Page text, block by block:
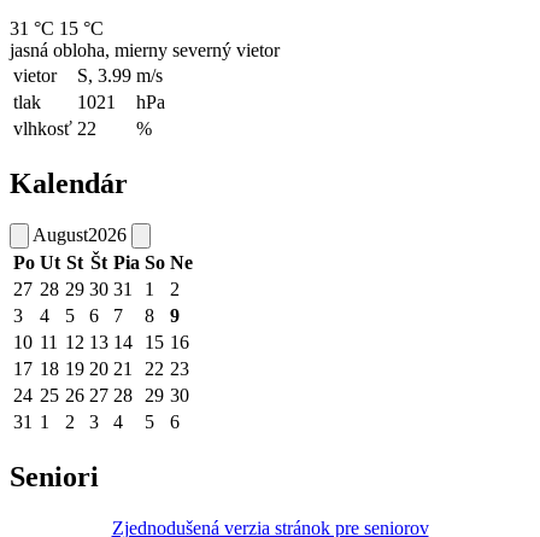
31 °C 15 °C
jasná obloha, mierny severný vietor
vietor
S, 3.99 m/s
tlak
1021
hPa
vlhkosť 22 %
Kalendár
August2026
Po Ut St Št Pia So Ne
27 28 29 30 31 1
2
3
4 5 6 7 8
9
10 11 12 13 14 15 16
17 18 19 20 21 22 23
24 25 26 27 28 29 30
31 1 2 3 4 5 6
Seniori
Zjednodušená verzia stránok pre seniorov